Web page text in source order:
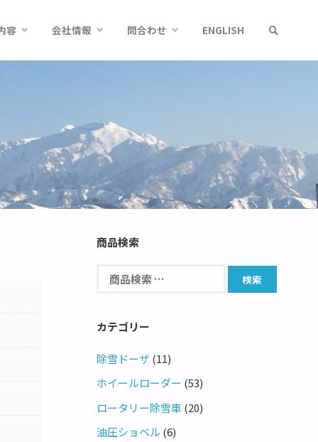
容 会社情報 問合わせ ENGLISH
商品検索
カテゴリー
除雪ドーザ (11)
ホイールローダー (53)
ロータリー除雪車 (20)
油圧ショベル (6)